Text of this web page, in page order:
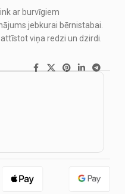
ar burvīgiem
jebkurai bērnistabai.
viņa redzi un dzirdi.